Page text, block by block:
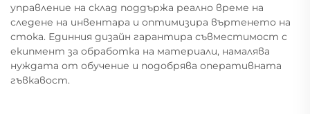
управление на склад поддържа реално време на
следене на инвентара и оптимизира въртенето на
стока. Единния дизайн гарантира съвместимост с
екипмент за обработка на материали, намалява
нуждата от обучение и подобрява оперативната
гъвкавост.